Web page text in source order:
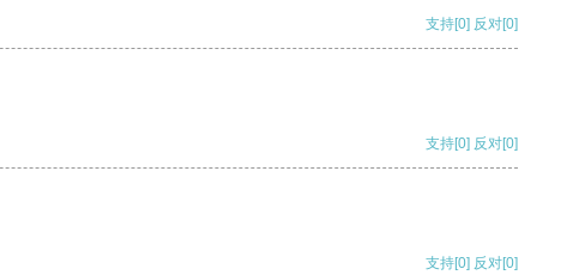
支持[0] 反对[0]
支持[0] 反对[0]
支持[0] 反对[0]